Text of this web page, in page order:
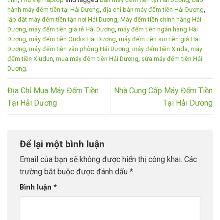
hành máy đếm tiền tại Hải Dương, địa chỉ bán máy đếm tiền Hải Dương,
lắp đặt máy đếm tiền tận nơi Hải Dương, Máy đếm tiền chính hãng Hải
Dương, máy đếm tiền giá rẻ Hải Dương, máy đếm tiền ngân hàng Hải
Dương, máy đếm tiền Oudis Hải Dương, máy đếm tiền soi tiền giả Hải
Dương, máy đếm tiền văn phòng Hải Dương, máy đếm tiền Xinda, máy
đếm tiền Xiudun, mua máy đếm tiền Hải Dương, sửa máy đếm tiền Hải
Dương.
Địa Chỉ Mua Máy Đếm Tiền
Tại Hải Dương
Nhà Cung Cấp Máy Đếm Tiền
Tại Hải Dương
Để lại một bình luận
Email của bạn sẽ không được hiển thị công khai. Các
trường bắt buộc được đánh dấu *
Bình luận *